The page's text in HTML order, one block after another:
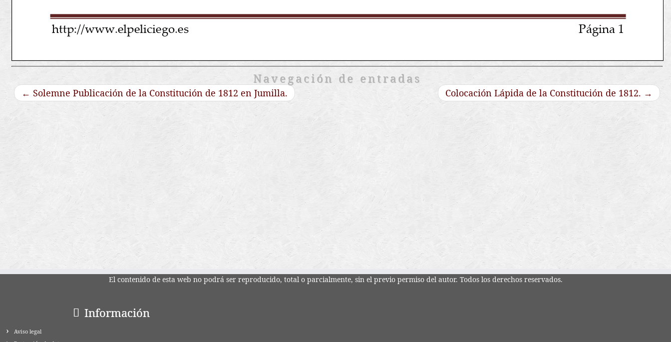
Navegación de entradas
← Solemne Publicación de la Constitución de 1812 en Jumilla. Colocación Lápida de la Constitución de 1812. →
El contenido de esta web no podrá ser reproducido, total o parcialmente, sin el previo permiso del autor. Todos los derechos reservados.
Información
Aviso legal